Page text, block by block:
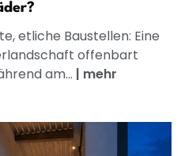
etliche Baustellen: Eine
offenbart
am... | mehr